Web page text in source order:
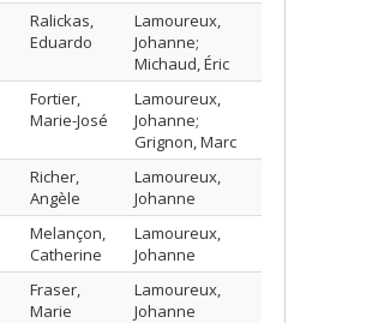
Ralickas,
Eduardo
Lamoureux,
Johanne;
Michaud, Éric
Fortier,
Marie-José
Lamoureux,
Johanne;
Grignon, Marc
Richer,
Angèle
Lamoureux,
Johanne
Melançon,
Catherine
Lamoureux,
Johanne
Fraser,
Marie
Lamoureux,
Johanne